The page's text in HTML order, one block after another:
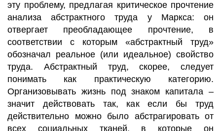
эту проблему, предлагая критическое прочтение
анализа абстрактного труда у Маркса: он
отвергает преобладающее прочтение, в
соответствии с которым «абстрактный труд»
обозначал реальное (или идеальное) свойство
труда. Абстрактный труд, скорее, следует
понимать как практическую категорию.
Организовывать жизнь под знаком капитала –
значит действовать так, как если бы труд
действительно можно было абстрагировать от
всех социальных тканей, в которые он